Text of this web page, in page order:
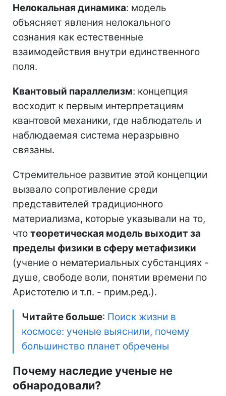
Нелокальная динамика: модель
объясняет явления нелокального
сознания как естественные
взаимодействия внутри единственного
поля.
Квантовый параллелизм: концепция
восходит к первым интерпретациям
квантовой механики, где наблюдатель и
наблюдаемая система неразрывно
связаны.
Стремительное развитие этой концепции
вызвало сопротивление среди
представителей традиционного
материализма, которые указывали на то,
что теоретическая модель выходит за
пределы физики в сферу метафизики
(учение о нематериальных субстанциях -
душе, свободе воли, понятии времени по
Аристотелю и т.п. - прим.ред.).
Читайте больше: Поиск жизни в
космосе: ученые выяснили, почему
большинство планет обречены
Почему наследие ученые не
обнародовали?